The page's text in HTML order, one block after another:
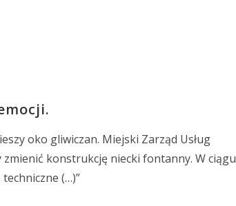
oko gliwiczan. Miejski Zarząd Usług
zmienić konstrukcję niecki fontanny. W ciągu
(…)”